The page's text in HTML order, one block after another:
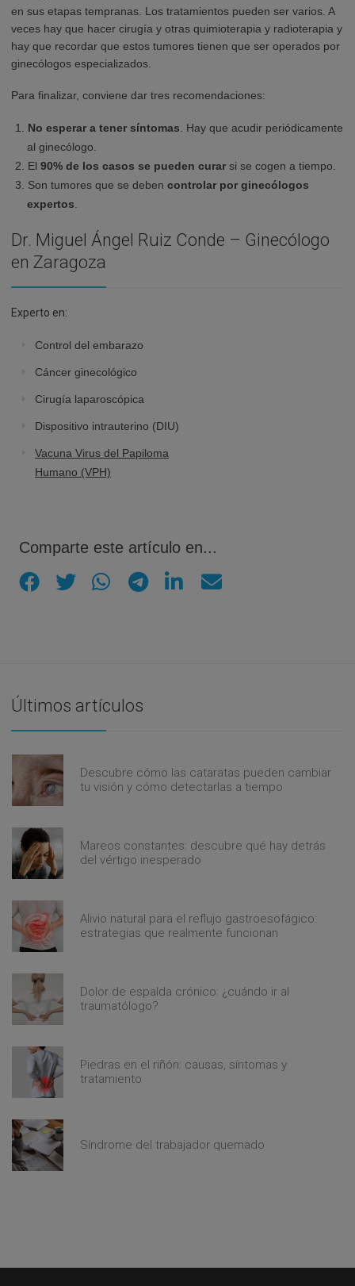
en sus etapas tempranas. Los tratamientos pueden ser varios. A
veces hay que hacer cirugía y otras quimioterapia y radioterapia y
hay que recordar que estos tumores tienen que ser operados por
ginecólogos especializados.
Para finalizar, conviene dar tres recomendaciones:
No esperar a tener síntomas. Hay que acudir periódicamente
al ginecólogo.
El 90% de los casos se pueden curar si se cogen a tiempo.
Son tumores que se deben controlar por ginecólogos
expertos.
Dr. Miguel Ángel Ruiz Conde – Ginecólogo
en Zaragoza
Experto en:
Control del embarazo
Cáncer ginecológico
Cirugía laparoscópica
Dispositivo intrauterino (DIU)
Vacuna Virus del Papiloma
Humano (VPH)
Comparte este artículo en...
Últimos artículos
Descubre cómo las cataratas pueden cambiar
tu visión y cómo detectarlas a tiempo
Mareos constantes: descubre qué hay detrás
del vértigo inesperado
Alivio natural para el reflujo gastroesofágico:
estrategias que realmente funcionan
Dolor de espalda crónico: ¿cuándo ir al
traumatólogo?
Piedras en el riñón: causas, síntomas y
tratamiento
Síndrome del trabajador quemado